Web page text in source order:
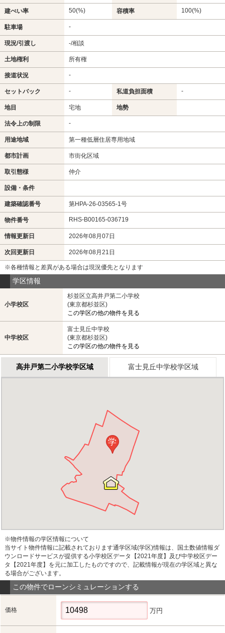
建ぺい率 50(%) 容積率 100(%)
駐車場 -
現況/引渡し -/相談
土地権利 所有権
接道状況 -
セットバック - 私道負担面積 -
地目 宅地 地勢
法令上の制限 -
用途地域 第一種低層住居専用地域
都市計画 市街化区域
取引態様 仲介
設備・条件
建築確認番号 第HPA-26-03565-1号
物件番号 RHS-B00165-036719
情報更新日 2026年08月07日
次回更新日 2026年08月21日
※各種情報と差異がある場合は現況優先となります
学区情報
小学校区
杉並区立高井戸第二小学校
(東京都杉並区)
この学区の他の物件を見る
中学校区
富士見丘中学校
(東京都杉並区)
この学区の他の物件を見る
高井戸第二小学校学区域 富士見丘中学校学区域
学
※物件情報の学区情報について
当サイト物件情報に記載されております通学区域(学区)情報は、国土数値情報ダ
ウンロードサービスが提供する小学校区データ【2021年度】及び中学校区デー
タ【2021年度】を元に加工したものですので、記載情報が現在の学区域と異な
る場合がございます。
この物件でローンシミュレーションする
価格 万円